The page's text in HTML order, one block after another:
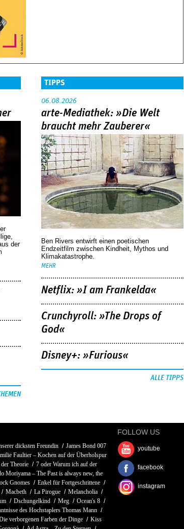
der
TIPPS
06.08.2026
arte-Mediathek: »Die Welt
braucht mehr Zauberer«
Ben Rivers entwirft einen poetischen
Endzeitfilm zwischen Kindheit, Mythos und
Klimakatastrophe.
MEHR
Netflix: »I am Frankelda«
Crunchyroll: »The Drops of
God«
Disney+: »Furious«
ALLE TIPPS
dicksten Freundin
James Bond 007
Faultier – Kochen auf der Überholspur
Theorie
7 oder Warum ich auf der
Moriyama – The Past is always new, the
Gnomes
Enkel für Fortgeschrittene
Macbeth La Pirogue
Melancholia
Dschungelkind Meg
Ocean's 8
des Hochstaplers Thomas Mann
verborgenen Farben der Dinge
Kiss
FOLLOW US
youtube
facebook
instagram